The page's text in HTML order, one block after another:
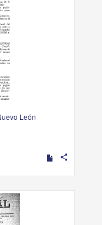
León
share